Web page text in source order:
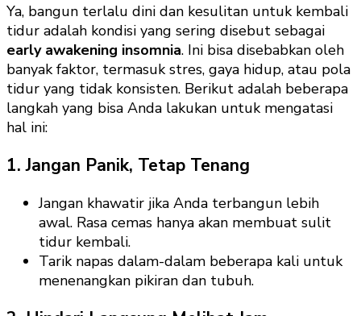
Ya, bangun terlalu dini dan kesulitan untuk kembali
tidur adalah kondisi yang sering disebut sebagai
early awakening insomnia. Ini bisa disebabkan oleh
banyak faktor, termasuk stres, gaya hidup, atau pola
tidur yang tidak konsisten. Berikut adalah beberapa
langkah yang bisa Anda lakukan untuk mengatasi
hal ini:
1. Jangan Panik, Tetap Tenang
Jangan khawatir jika Anda terbangun lebih
awal. Rasa cemas hanya akan membuat sulit
tidur kembali.
Tarik napas dalam-dalam beberapa kali untuk
menenangkan pikiran dan tubuh.